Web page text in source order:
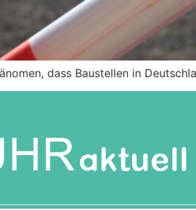
dass Baustellen in